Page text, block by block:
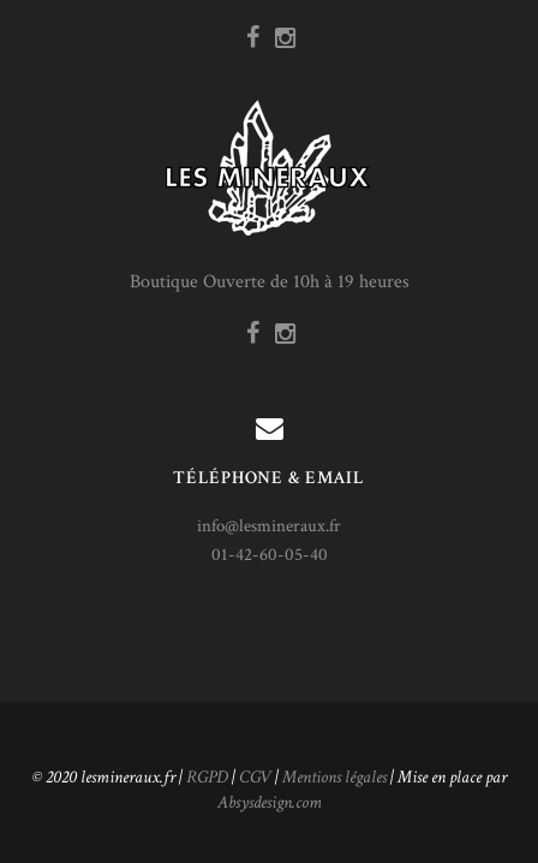
Boutique Ouverte de 10h à 19 heures
TÉLÉPHONE & EMAIL
info@lesmineraux.fr
01-42-60-05-40
© 2020 lesmineraux.fr |RGPD| CGV|Mentions légales| Mise en place par
Absysdesign.com